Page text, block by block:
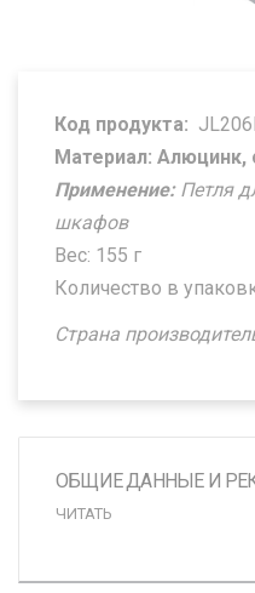
Код продукта:
Материал: Алюцинк,
Применение: Петля
шкафов
Вес: 155 г
Количество в
Страна
ОБЩИЕ ДАННЫЕ И
ЧИТАТЬ